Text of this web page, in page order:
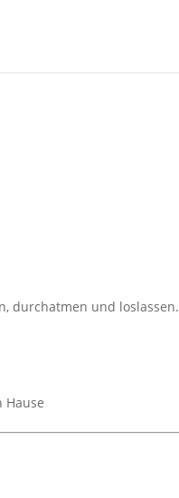
durchatmen und loslassen.
Hause